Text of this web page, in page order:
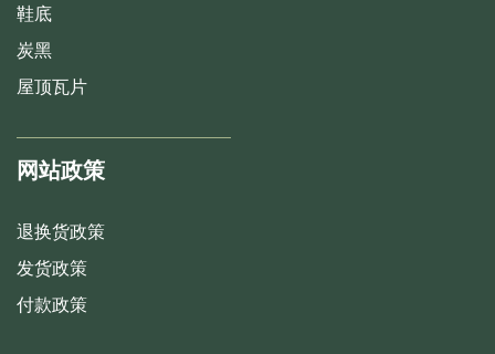
鞋底
炭黑
屋顶瓦片
网站政策
退换货政策
发货政策
付款政策